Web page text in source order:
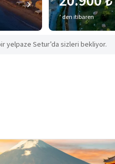
’ den itibaren
yelpaze Setur’da sizleri bekliyor.